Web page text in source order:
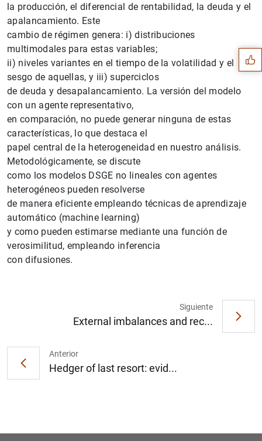
la producción, el diferencial de rentabilidad, la deuda y el
apalancamiento. Este
cambio de régimen genera: i) distribuciones
multimodales para estas variables;
ii) niveles variantes en el tiempo de la volatilidad y el
sesgo de aquellas, y iii) superciclos
de deuda y desapalancamiento. La versión del modelo
con un agente representativo,
en comparación, no puede generar ninguna de estas
características, lo que destaca el
papel central de la heterogeneidad en nuestro análisis.
Metodológicamente, se discute
como los modelos DSGE no lineales con agentes
heterogéneos pueden resolverse
de manera eficiente empleando técnicas de aprendizaje
automático (machine learning)
y como pueden estimarse mediante una función de
verosimilitud, empleando inferencia
con difusiones.
Anterior
Hedger of last resort: evid...
Siguiente
External imbalances and rec...
Sugerencias
1 2